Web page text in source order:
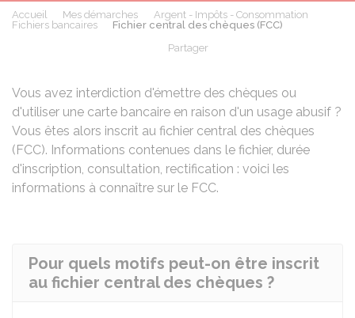
Accueil Mes démarches
Argent - Impôts - Consommation
Fichiers bancaires
Fichier central des chèques (FCC)
Partager
Vous avez interdiction d'émettre des chèques ou
d'utiliser une carte bancaire en raison d'un usage abusif ?
Vous êtes alors inscrit au fichier central des chèques
(FCC). Informations contenues dans le fichier, durée
d'inscription, consultation, rectification : voici les
informations à connaître sur le FCC.
Pour quels motifs peut-on être inscrit
au fichier central des chèques ?